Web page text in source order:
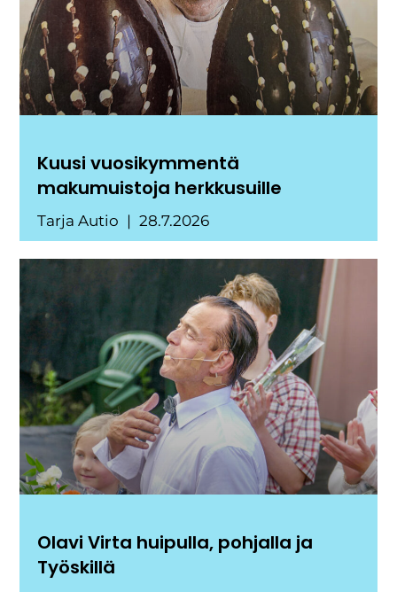
Kuusi vuosikymmentä
makumuistoja herkkusuille
Tarja Autio 28.7.2026
Olavi Virta huipulla, pohjalla ja
Työskillä